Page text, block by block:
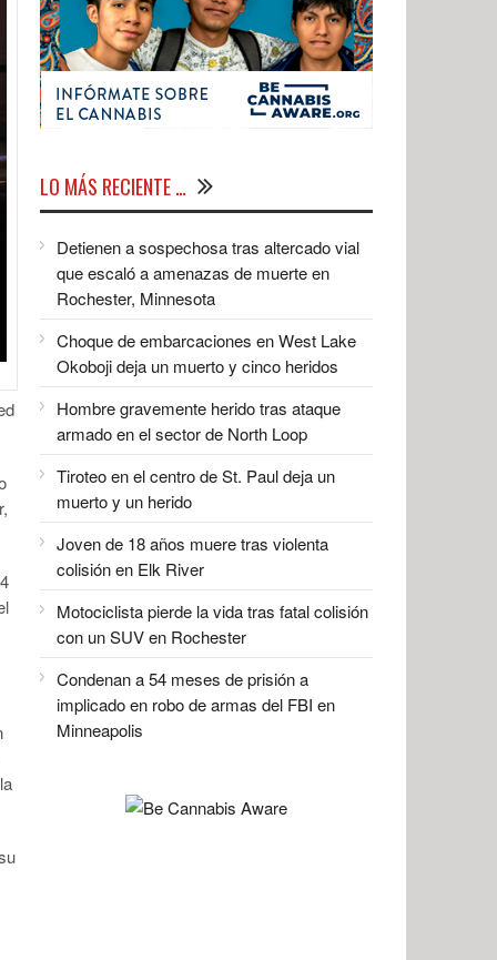
LO MÁS RECIENTE …
Detienen a sospechosa tras altercado vial
que escaló a amenazas de muerte en
Rochester, Minnesota
Choque de embarcaciones en West Lake
Okoboji deja un muerto y cinco heridos
Hombre gravemente herido tras ataque
armado en el sector de North Loop
Tiroteo en el centro de St. Paul deja un
muerto y un herido
Joven de 18 años muere tras violenta
colisión en Elk River
Motociclista pierde la vida tras fatal colisión
con un SUV en Rochester
Condenan a 54 meses de prisión a
implicado en robo de armas del FBI en
Minneapolis